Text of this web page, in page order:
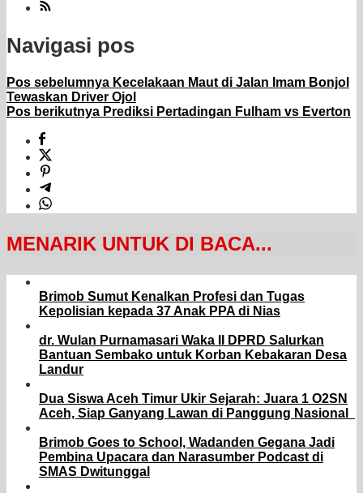
Navigasi pos
Pos sebelumnya Kecelakaan Maut di Jalan Imam Bonjol
Tewaskan Driver Ojol
Pos berikutnya Prediksi Pertadingan Fulham vs Everton
MENARIK UNTUK DI BACA...
Brimob Sumut Kenalkan Profesi dan Tugas
Kepolisian kepada 37 Anak PPA di Nias
dr. Wulan Purnamasari Waka II DPRD Salurkan
Bantuan Sembako untuk Korban Kebakaran Desa
Landur
Dua Siswa Aceh Timur Ukir Sejarah: Juara 1 O2SN
Aceh, Siap Ganyang Lawan di Panggung Nasional
Brimob Goes to School, Wadanden Gegana Jadi
Pembina Upacara dan Narasumber Podcast di
SMAS Dwitunggal